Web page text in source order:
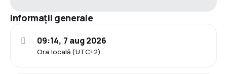
Informații generale
Ora locală (UTC+2)
09:14, 7 aug 2026